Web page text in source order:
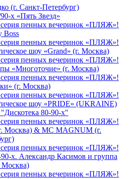
(г. Санкт-Петербург)
х «Пять Звезд»
серия пенных вечеринок «ПЛЯЖ»!
Boss
серия пенных вечеринок «ПЛЯЖ»!
шоу «Grand» (г. Москва)
серия пенных вечеринок «ПЛЯЖ»!
«Многоточие» (г. Москва)
серия пенных вечеринок «ПЛЯЖ»!
(г. Москва)
серия пенных вечеринок «ПЛЯЖ»!
шоу «PRIDE» (UKRAINE)
80-90-х"
серия пенных вечеринок «ПЛЯЖ»!
Москва) & MC MAGNUM (г.
серия пенных вечеринок «ПЛЯЖ»!
90-х. Александр Касимов и группа
серия пенных вечеринок «ПЛЯЖ»!